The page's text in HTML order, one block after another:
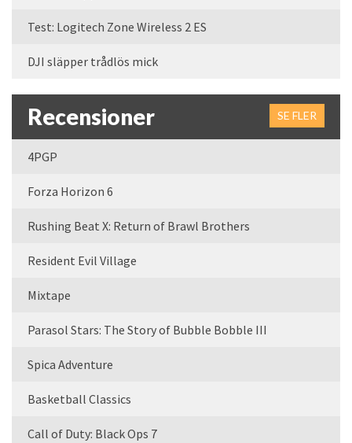
Test: Logitech Zone Wireless 2 ES
DJI släpper trådlös mick
Recensioner SE FLER
4PGP
Forza Horizon 6
Rushing Beat X: Return of Brawl Brothers
Resident Evil Village
Mixtape
Parasol Stars: The Story of Bubble Bobble III
Spica Adventure
Basketball Classics
Call of Duty: Black Ops 7